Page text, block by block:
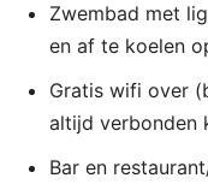
Zwembad met
en af te koelen
Gratis wifi over
altijd verbonden
Bar en